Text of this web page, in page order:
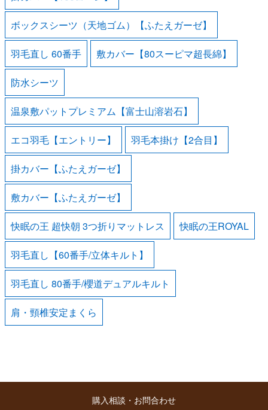
ボックスシーツ（天地ゴム）【ふたえガーゼ】
羽毛直し 60番手 敷カバー【80スーピマ超長綿】
防水シーツ
温泉敷パットプレミアム【富士山溶岩石】
エコ羽毛【エントリー】 羽毛本掛け【2合目】
掛カバー【ふたえガーゼ】
敷カバー【ふたえガーゼ】
快眠の王 超快朝 3つ折りマットレス 快眠の王ROYAL
羽毛直し【60番手/立体キルト】
羽毛直し 80番手/櫻道デュアルキルト
肩・頸椎安定まくら
購入相談・お問合わせ